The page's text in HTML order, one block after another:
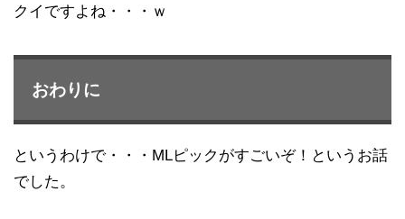
クイですよね・・・ｗ
おわりに
というわけで・・・MLピックがすごいぞ！というお話
でした。